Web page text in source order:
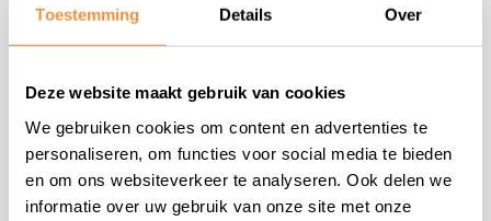
Toestemming Details Over
Deze website maakt gebruik van cookies
We gebruiken cookies om content en advertenties te
personaliseren, om functies voor social media te bieden
en om ons websiteverkeer te analyseren. Ook delen we
informatie over uw gebruik van onze site met onze
157 klanten geven een 4.7/5 op